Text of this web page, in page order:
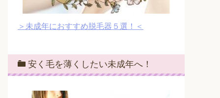
＞未成年におすすめ脱毛器５選！＜
安く毛を薄くしたい未成年へ！